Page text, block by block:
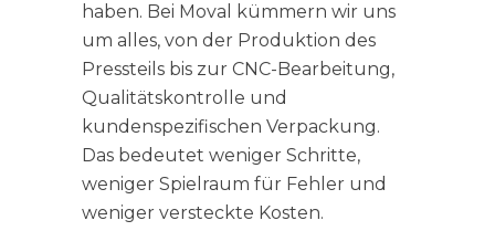
haben. Bei Moval kümmern wir uns
um alles, von der Produktion des
Pressteils bis zur CNC-Bearbeitung,
Qualitätskontrolle und
kundenspezifischen Verpackung.
Das bedeutet weniger Schritte,
weniger Spielraum für Fehler und
weniger versteckte Kosten.